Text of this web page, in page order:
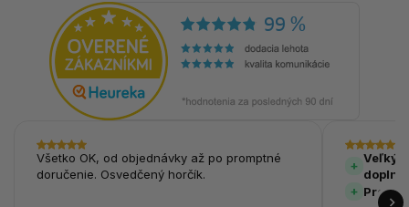
Všetko OK, od objednávky až po promptné
doručenie. Osvedčený horčík.
Veľký